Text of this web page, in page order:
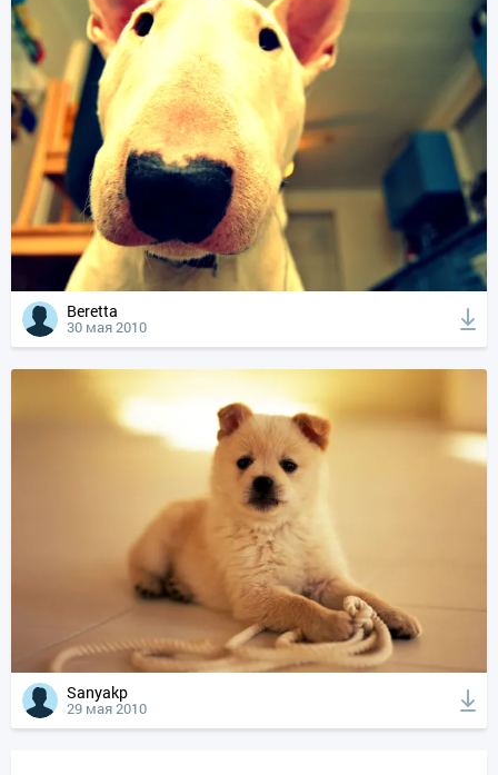
Beretta
30 мая 2010
Sanyakp
29 мая 2010